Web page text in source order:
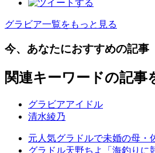
グラビア一覧をもっと見る
今、あなたにおすすめの記事
関連キーワードの記事
グラビアアイドル
清水綾乃
元人気グラドルで未婚の母・
グラドル天野ちよ「海釣りに